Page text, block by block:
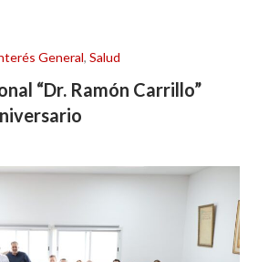
General, Salud
“Dr. Ramón Carrillo”